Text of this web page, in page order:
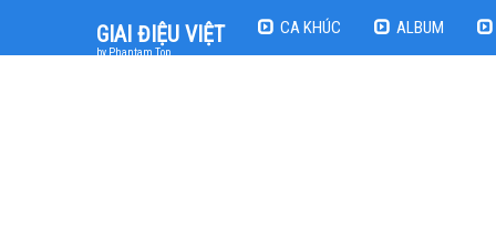
GIAI ĐIỆU VIỆT
by Phantam Top
CA KHÚC ALBUM